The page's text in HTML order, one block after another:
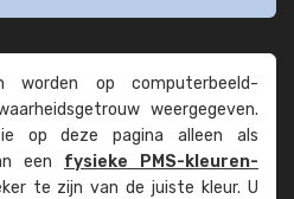
worden op computer­beeld­
weer­gegeven.
op deze pagina alleen als
een fysieke PMS-kleuren­
te zijn van de juiste kleur. U